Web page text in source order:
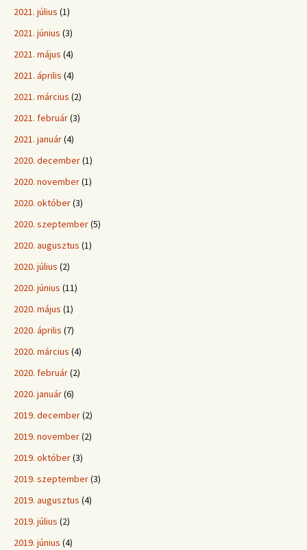
2021. július (1)
2021. június (3)
2021. május (4)
2021. április (4)
2021. március (2)
2021. február(3)
2021. január(4)
2020. december(1)
2020. november(1)
2020. október(3)
2020. szeptember(5)
2020. augusztus (1)
2020. július (2)
2020. június (11)
2020. május (1)
2020. április (7)
2020. március (4)
2020. február(2)
2020. január(6)
2019. december(2)
2019. november(2)
2019. október(3)
2019. szeptember(3)
2019. augusztus (4)
2019. július (2)
2019. június (4)